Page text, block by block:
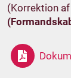
(Korrektion